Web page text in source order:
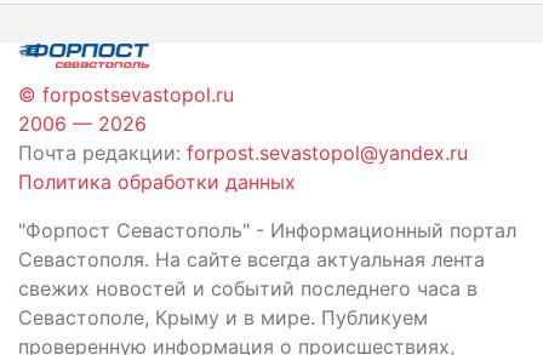
записям
© forpostsevastopol.ru
2006 — 2026
Почта редакции: forpost.sevastopol@yandex.ru
Политика обработки данных
"Форпост Севастополь" - Информационный портал
Севастополя. На сайте всегда актуальная лента
свежих новостей и событий последнего часа в
Севастополе, Крыму и в мире. Публикуем
проверенную информация о происшествиях,